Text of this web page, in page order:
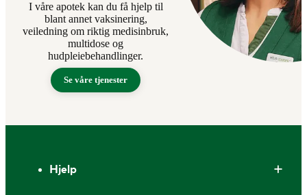
I våre apotek kan du få hjelp til
blant annet vaksinering,
veiledning om riktig medisinbruk,
multidose og
hudpleiebehandlinger.
Se våre tjenester
Hjelp